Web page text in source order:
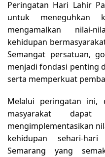
Peringatan Hari Lahir
untuk meneguhkan
mengamalkan nilai-
kehidupan
Semangat persatuan,
menjadi fondasi penting
serta memperkuat
Melalui peringatan ini,
masyarakat
mengimplementasikan
kehidupan sehari-
Semarang yang